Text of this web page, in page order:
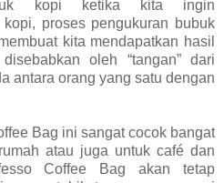
kopi ketika kita ingin
proses pengukuran bubuk
kita mendapatkan hasil
oleh “tangan” dari
antara orang yang satu dengan
Bag ini sangat cocok bangat
atau juga untuk café dan
Coffee Bag akan tetap